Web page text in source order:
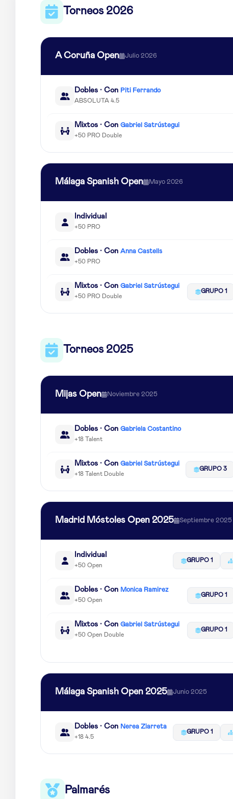
Torneos 2026
A Coruña Open Julio 2026
Dobles · Con Piti Ferrando
ABSOLUTA 4.5
Mixtos · Con Gabriel Satrústegui
+50 PRO Double
Málaga Spanish Open Mayo 2026
Individual
+50 PRO
Dobles · Con Anna Castells
+50 PRO
Mixtos · Con Gabriel Satrústegui
+50 PRO Double
GRUPO 1
Torneos 2025
Mijas Open Noviembre 2025
Dobles · Con Gabriela Costantino
+18 Talent
Mixtos · Con Gabriel Satrústegui
+18 Talent Double
GRUPO 3
Madrid Móstoles Open 2025 Septiembre 2025
Individual
+50 Open
GRUPO 1
Dobles · Con Monica Ramirez
+50 Open
GRUPO 1
Mixtos · Con Gabriel Satrústegui
+50 Open Double
GRUPO 1
Málaga Spanish Open 2025 Junio 2025
Dobles · Con Nerea Ziarreta
+18 4.5
GRUPO 1
Palmarés